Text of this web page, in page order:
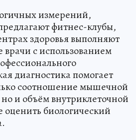
измерений,
фитнес-клубы,
здоровья выполняют
с использованием
диагностика помогает
соотношение мышечной
и объём внутриклеточной
биологический